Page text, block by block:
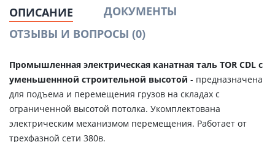
ОПИСАНИЕ
ДОКУМЕНТЫ
ОТЗЫВЫ И ВОПРОСЫ (0)
Промышленная электрическая канатная таль TOR CDL с
уменьшеннной строительной высотой - предназначена
для подъема и перемещения грузов на складах c
ограниченной высотой потолка. Укомплектована
электрическим механизмом перемещения. Работает от
трехфазной сети 380в.